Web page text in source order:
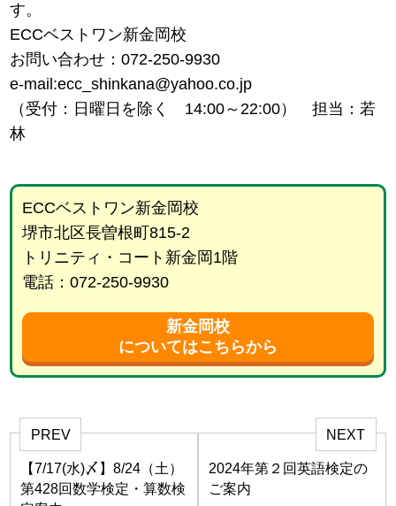
す。
ECCベストワン新金岡校
お問い合わせ：072-250-9930
e-mail:ecc_shinkana@yahoo.co.jp
（受付：日曜日を除く 14:00～22:00） 担当：若
林
ECCベストワン新金岡校
堺市北区長曽根町815-2
トリニティ・コート新金岡1階
電話：072-250-9930
新金岡校
についてはこちらから
PREV
【7/17(水)〆】8/24（土）
第428回数学検定・算数検
NEXT
2024年第２回英語検定の
ご案内